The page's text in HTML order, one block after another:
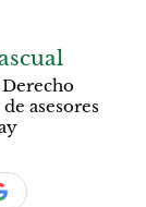
asesores